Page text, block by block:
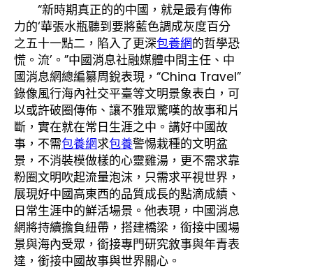
“新時期真正的的中國，就是最有傳佈
力的‘華張水瓶聽到要將藍色調成灰度百分
之五十一點二，陷入了更深包養網的哲學恐
慌。流’。”中國消息社融媒體中間主任、中
國消息網總編纂周銳表現，“China Travel”
錄像風行海內社交平臺等文明景象表白，可
以或許破圈傳佈、讓不雅眾驚嘆的故事和片
斷，實在就在常日生涯之中。講好中國故
事，不需包養網求包養警惕栽種的文明盆
景，不消裝模做樣的心靈雞湯，更不需求靠
粉圈文明吹起流量泡沫，只需求平視世界，
展現好中國高東西的品質成長的點滴成績、
日常生涯中的鮮活場景。他表現，中國消息
網將持續擔負紐帶，搭建橋梁，銜接中國場
景與海內受眾，銜接專門研究敘事與年青表
達，銜接中國故事與世界關心。